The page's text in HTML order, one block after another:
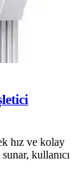
hız ve kolay
kullanıcı